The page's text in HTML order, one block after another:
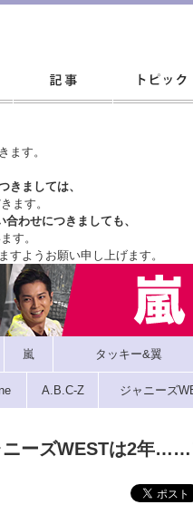
ます。
きましては、
ます。
合わせにつきましても、
す。
すようお願い申し上げます。
嵐 タッキー&翼
A.B.C-Z ジャニーズ
ニーズWESTは2年